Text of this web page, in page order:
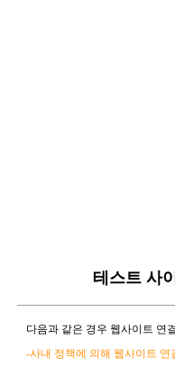
테스트 사
다음과 같은 경우 웹사이트 연
-사내 정책에 의해 웹사이트